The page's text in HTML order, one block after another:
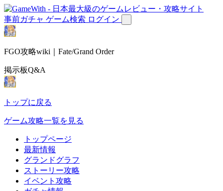
事前ガチャ ゲーム検索 ログイン
FGO攻略wiki｜Fate/Grand Order
掲示板Q&A
トップに戻る
ゲーム攻略一覧を見る
トップページ
最新情報
グランドグラフ
ストーリー攻略
イベント攻略